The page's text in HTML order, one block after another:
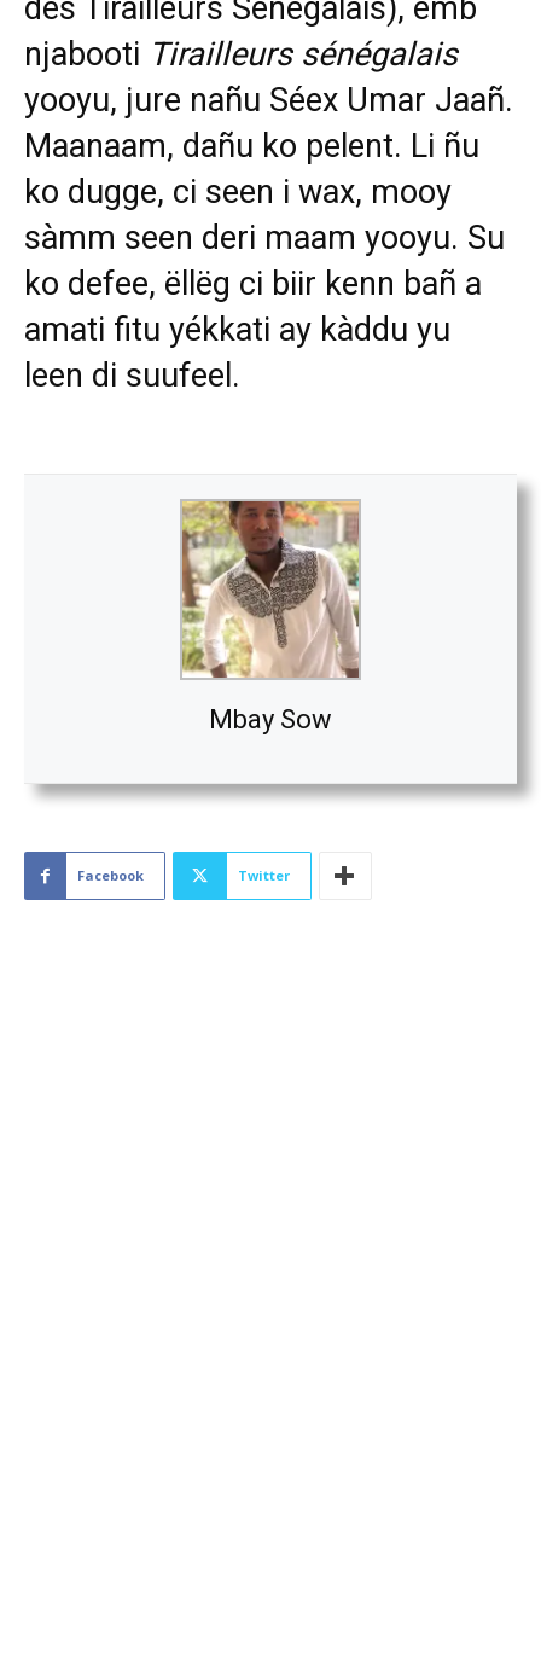
des Tirailleurs Sénégalais), ëmb
njabooti Tirailleurs sénégalais
yooyu, jure nañu Séex Umar Jaañ.
Maanaam, dañu ko pelent. Li ñu
ko dugge, ci seen i wax, mooy
sàmm seen deri maam yooyu. Su
ko defee, ëllëg ci biir kenn bañ a
amati fitu yékkati ay kàddu yu
leen di suufeel.
Mbay Sow
Facebook Twitter